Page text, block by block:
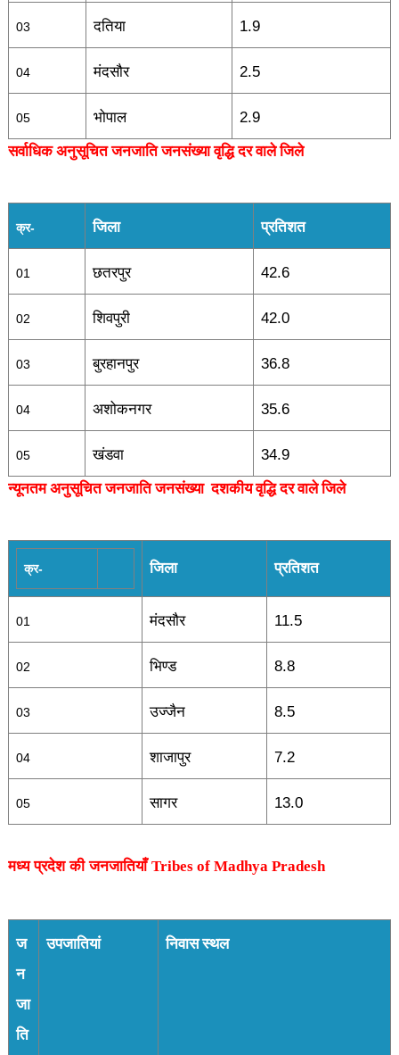
03 दतिया 1.9
04 मंदसौर 2.5
05 भोपाल 2.9
सर्वाधिक अनुसूचित जनजाति जनसंख्या वृद्धि दर वाले जिले
क्र- जिला प्रतिशत
01 छतरपुर 42.6
02 शिवपुरी 42.0
03 बुरहानपुर 36.8
04 अशोकनगर 35.6
05 खंडवा 34.9
न्यूनतम अनुसूचित जनजाति जनसंख्या दशकीय वृद्धि दर वाले जिले
क्र- जिला प्रतिशत
01 मंदसौर 11.5
02 भिण्ड 8.8
03 उज्जैन 8.5
04 शाजापुर 7.2
05 सागर 13.0
मध्य प्रदेश की जनजातियाँTribes of Madhya Pradesh
ज
न
जा
ति
उपजातियां निवास स्थल